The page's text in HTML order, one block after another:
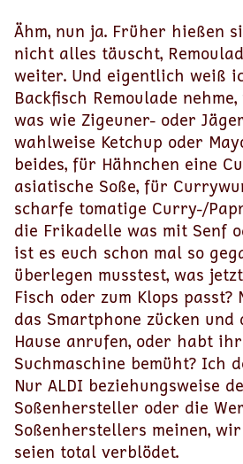
Ähm, nun ja. Früher hießen
nicht alles täuscht,
weiter. Und eigentlich weiß
Backfisch Remoulade
was wie Zigeuner- oder
wahlweise Ketchup oder
beides, für Hähnchen eine
asiatische Soße, für
scharfe tomatige Curry-/
die Frikadelle was mit Senf
ist es euch schon mal so
überlegen musstest, was
Fisch oder zum Klops
das Smartphone zücken und
Hause anrufen, oder habt
Suchmaschine bemüht? Ich
Nur ALDI beziehungsweise
Soßenhersteller oder die
Soßenherstellers meinen,
seien total verblödet.